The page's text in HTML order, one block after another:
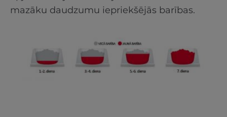
mazāku daudzumu iepriekšējās barības.